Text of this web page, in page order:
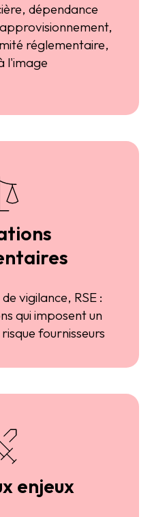
dépendance
réglementaire,
l'image
vigilance, RSE :
qui imposent un
fournisseurs
enjeux